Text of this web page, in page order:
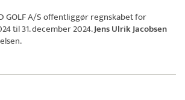
GOLF A/Soffentliggør regnskabet for
til 31. december 2024.Jens Ulrik Jacobsen